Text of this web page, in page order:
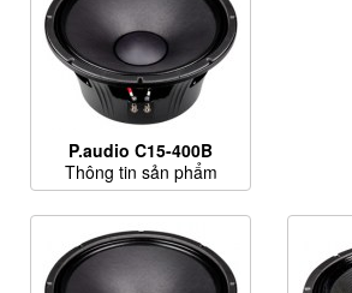
P.audio C15-400B
Thông tin sản phẩm